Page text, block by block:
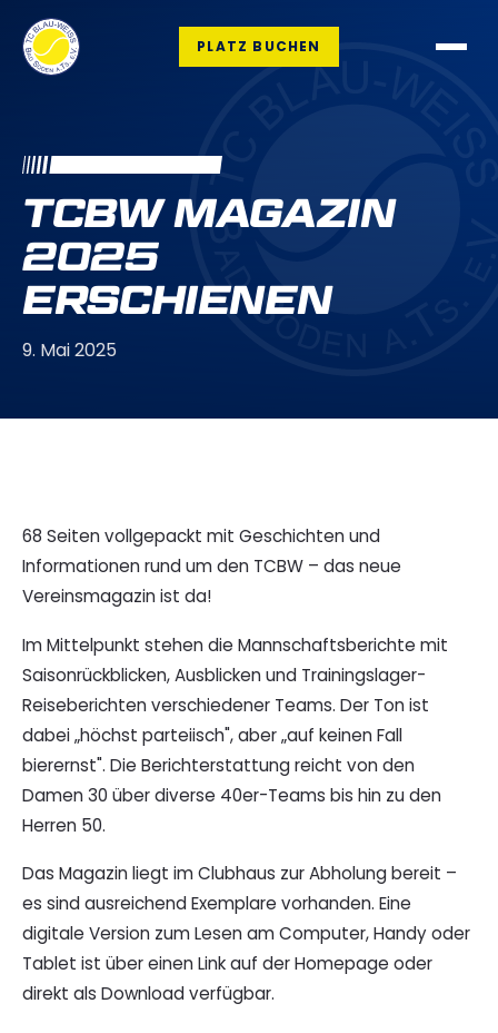
PLATZ BUCHEN
TCBW MAGAZIN
2025
ERSCHIENEN
9. Mai 2025
68 Seiten vollgepackt mit Geschichten und
Informationen rund um den TCBW – das neue
Vereinsmagazin ist da!
Im Mittelpunkt stehen die Mannschaftsberichte mit
Saisonrückblicken, Ausblicken und Trainingslager-
Reiseberichten verschiedener Teams. Der Ton ist
dabei „höchst parteiisch", aber „auf keinen Fall
bierernst". Die Berichterstattung reicht von den
Damen 30 über diverse 40er-Teams bis hin zu den
Herren 50.
Das Magazin liegt im Clubhaus zur Abholung bereit –
es sind ausreichend Exemplare vorhanden. Eine
digitale Version zum Lesen am Computer, Handy oder
Tablet ist über einen Link auf der Homepage oder
direkt als Download verfügbar.